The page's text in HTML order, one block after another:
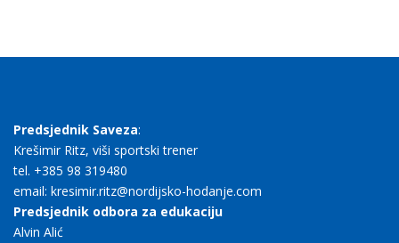
Predsjednik Saveza:
Krešimir Ritz, viši sportski trener
tel. +385 98 319480
email: kresimir.ritz@nordijsko-hodanje.com
Predsjednik odbora za edukaciju
Alvin Alić